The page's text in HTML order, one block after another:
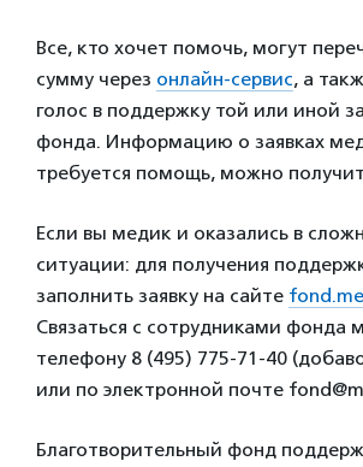
Все, кто хочет помочь, могут
сумму через онлайн-сервис, а
голос в поддержку той или иной
фонда. Информацию о заявках
требуется помощь, можно
Если вы медик и оказались в
ситуации: для получения
заполнить заявку на сайте
Связаться с сотрудниками фонда
телефону 8 (495) 775-71-40
или по электронной почте
Благотворительный фонд